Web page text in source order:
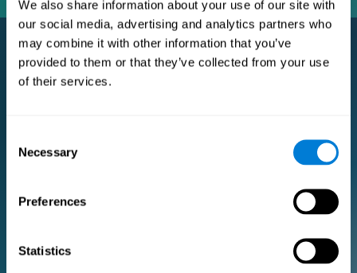
We also share information about your use of our site with
our social media, advertising and analytics partners who
may combine it with other information that you’ve
provided to them or that they’ve collected from your use
of their services.
Selection
Necessary
Preferences
Statistics
Subscription Pro Premium
POUR LA RECHERCHE
Gérez votre équipe
Obtenez une réduction de 10% sur toutes les futures licences